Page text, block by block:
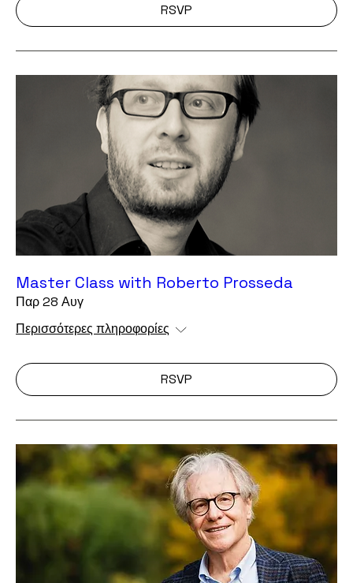
RSVP
Master Class with Roberto Prosseda
Παρ 28 Αυγ
Περισσότερες πληροφορίες
RSVP